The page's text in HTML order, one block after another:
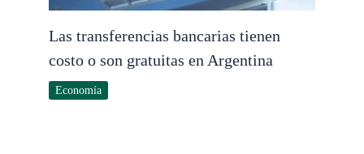
Las transferencias bancarias tienen
costo o son gratuitas en Argentina
Economía